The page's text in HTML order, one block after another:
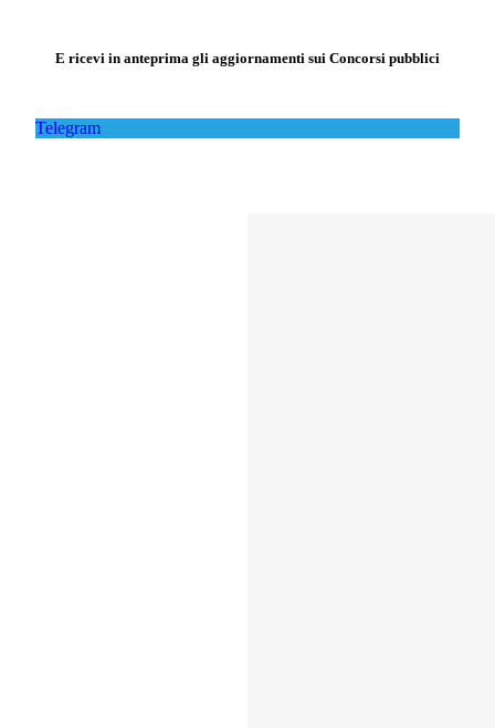
E ricevi in anteprima gli aggiornamenti sui Concorsi pubblici
Telegram